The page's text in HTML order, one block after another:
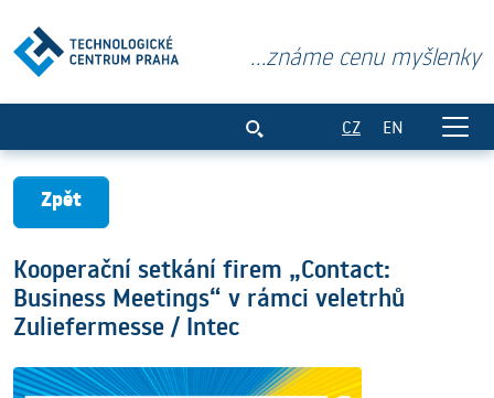
...známe cenu myšlenky
CZ EN
Zpět
Kooperační setkání firem „Contact:
Business Meetings“ v rámci veletrhů
Zuliefermesse / Intec